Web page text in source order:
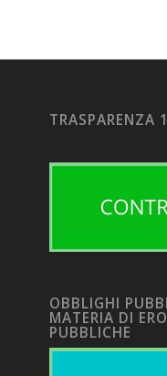
TRASPARENZA
OBBLIGHI
MATERIA DI
PUBBLICHE